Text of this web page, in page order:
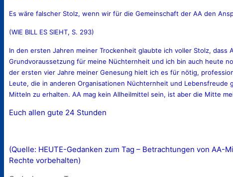
Es wäre falscher Stolz, wenn wir für die Gemeinschaft der AA den
(WIE BILL ES SIEHT, S. 293)
In den ersten Jahren meiner Trockenheit glaubte ich voller Stolz,
Grundvoraussetzung für meine Nüchternheit und ich bin auch heute
der ersten vier Jahre meiner Genesung hielt ich es für nötig,
Leute, die in anderen Organisationen Nüchternheit und
Mitteln zu erhalten. AA mag kein Allheilmittel sein, ist aber die Mitte
Euch allen gute 24 Stunden
(Quelle: HEUTE-Gedanken zum Tag – Betrachtungen von
Rechte vorbehalten)